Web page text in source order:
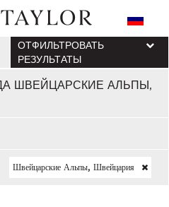
ШВЕЙЦАРСКИЕ АЛЬПЫ,
ОТФИЛЬТРОВАТЬ
РЕЗУЛЬТАТЫ
Швейцарские Альпы, Швейцария